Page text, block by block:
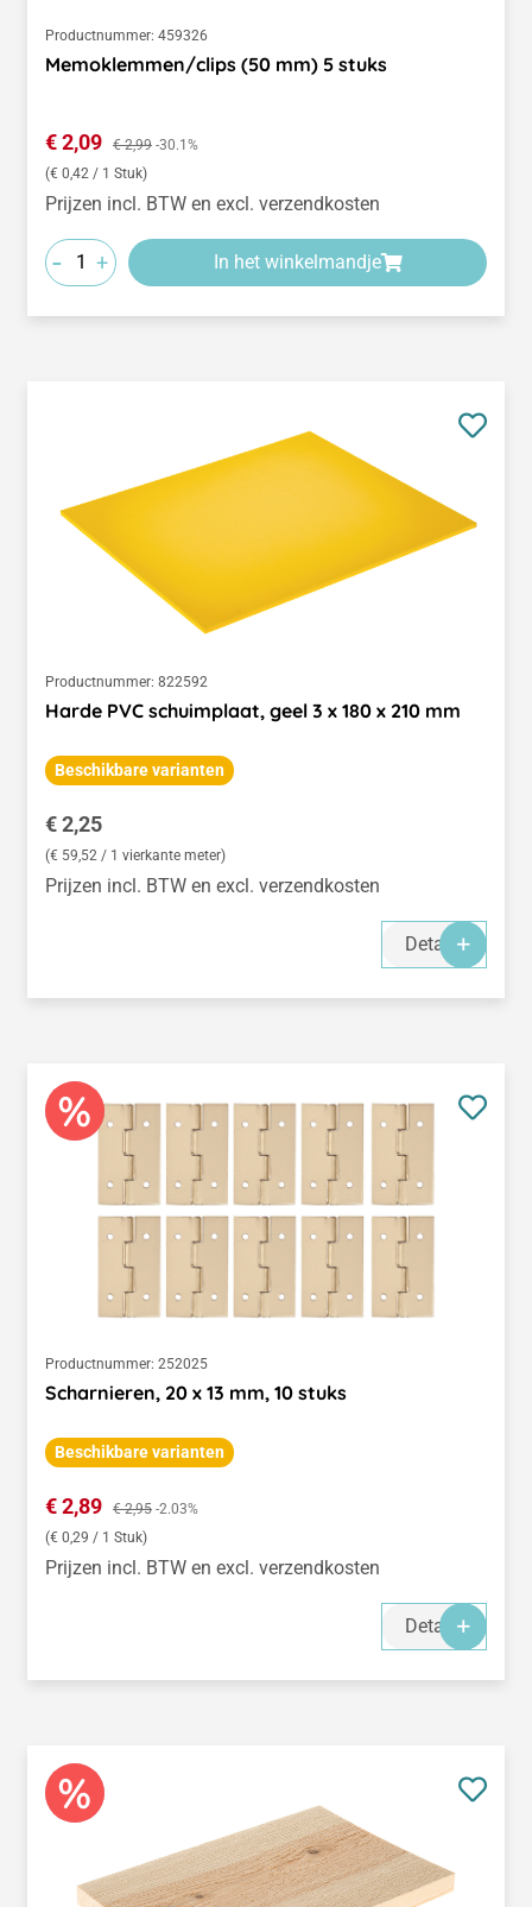
Productnummer: 459326
Memoklemmen/clips (50 mm) 5 stuks
Verkoopprijs:
€ 2,09 Normale prijs:
€ 2,99 -30.1%
(€ 0,42 / 1 Stuk)
Prijzen incl. BTW en excl. verzendkosten
- + In het winkelmandje
Productnummer: 822592
Harde PVC schuimplaat, geel 3 x 180 x 210 mm
Beschikbare varianten
Normale prijs:
€ 2,25
(€ 59,52 / 1 vierkante meter)
Prijzen incl. BTW en excl. verzendkosten
Details
Productnummer: 252025
Scharnieren, 20 x 13 mm, 10 stuks
Beschikbare varianten
Verkoopprijs:
€ 2,89 Normale prijs:
€ 2,95 -2.03%
(€ 0,29 / 1 Stuk)
Prijzen incl. BTW en excl. verzendkosten
Details